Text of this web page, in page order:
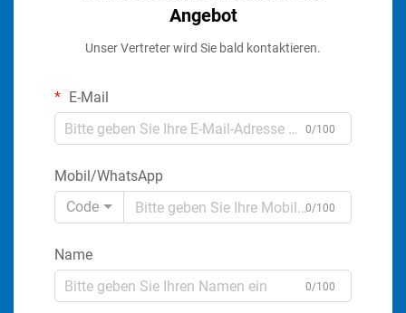
Angebot
Unser Vertreter wird Sie bald kontaktieren.
E-Mail
0/100
Mobil/WhatsApp
Code
0/100
Name
0/100